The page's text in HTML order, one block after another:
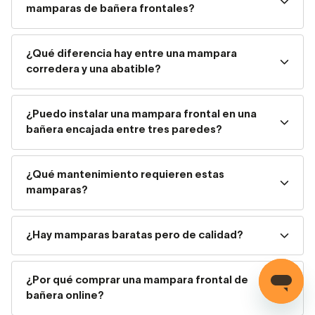
mampara frontal de bañera
Sustituir las tradicionales cortinas de baño por una
funcional. Este tipo de mamparas:
Impiden eficazmente las fugas de agua.
Aportan aislamiento térmico para una
experiencia de baño más confortable.
Facilitan el acceso para bañar a los niños o
personas con movilidad reducida.
Aumentan el valor estético del cuarto de
baño.
mamparas de bañera frontales?
¿Qué diferencia hay entre una mampara
corredera y una abatible?
¿Puedo instalar una mampara frontal en una
bañera encajada entre tres paredes?
¿Qué mantenimiento requieren estas
mamparas?
¿Hay mamparas baratas pero de calidad?
¿Por qué comprar una mampara frontal de
bañera online?